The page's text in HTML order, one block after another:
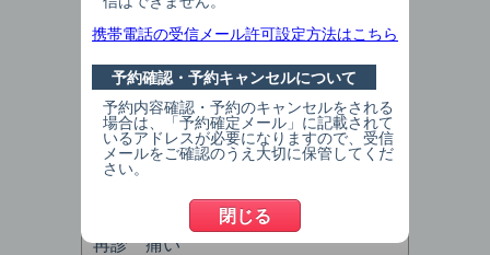
再診 フッ素希望
初診 治療希望
再診 治療希望
再診 痛い
携帯電話の受信メール許可設定方法はこちら
予約確認・予約キャンセルについて
予約内容確認・予約のキャンセルをされる
場合は、「予約確定メール」に記載されて
いるアドレスが必要になりますので、受信
メールをご確認のうえ大切に保管してくだ
さい。
閉じる